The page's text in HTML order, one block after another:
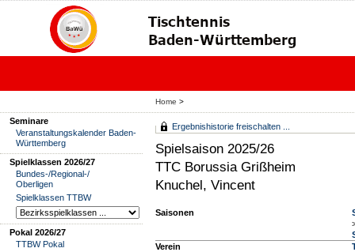
Home >
Seminare
Veranstaltungskalender Baden-
Württemberg
Spielklassen 2026/27
Bundes-/Regional-/
Oberligen
Spielklassen TTBW
Pokal 2026/27
TTBW Pokal
Ergebnishistorie freischalten ...
Spielsaison 2025/26
TTC Borussia Grißheim
Knuchel, Vincent
Saisonen
Verein